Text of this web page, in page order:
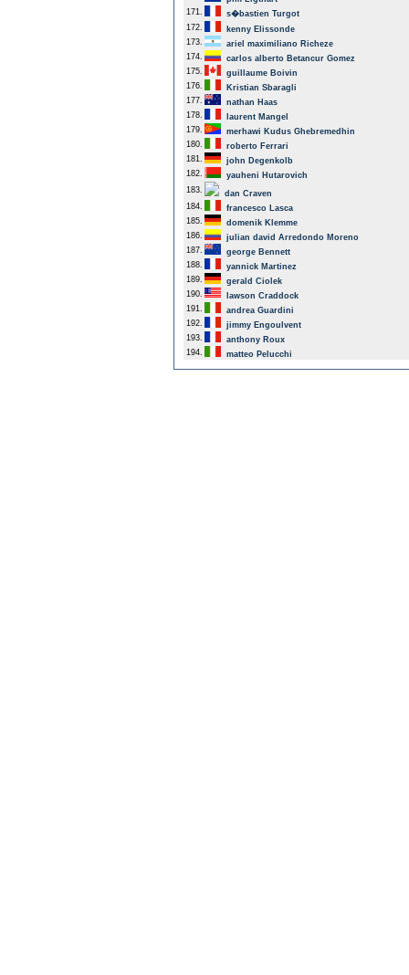
171.
s�bastien Turgot
172.
kenny Elissonde
173.
ariel maximiliano Richeze
174.
carlos alberto Betancur Gomez
175.
guillaume Boivin
176.
Kristian Sbaragli
177.
nathan Haas
178.
laurent Mangel
179.
merhawi Kudus Ghebremedhin
180.
roberto Ferrari
181.
john Degenkolb
182.
yauheni Hutarovich
183.
dan Craven
184.
francesco Lasca
185.
domenik Klemme
186.
julian david Arredondo Moreno
187.
george Bennett
188.
yannick Martinez
189.
gerald Ciolek
190.
lawson Craddock
191.
andrea Guardini
192.
jimmy Engoulvent
193.
anthony Roux
194.
matteo Pelucchi